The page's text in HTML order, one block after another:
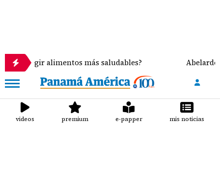
alimentos más saludables? Abelardo de la
videos premium e-papper mis noticias